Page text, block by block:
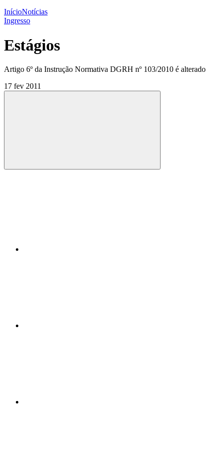
InícioNotícias
Ingresso
Estágios
Artigo 6º da Instrução Normativa DGRH nº 103/2010 é alterado
17 fev 2011
Compartilhar